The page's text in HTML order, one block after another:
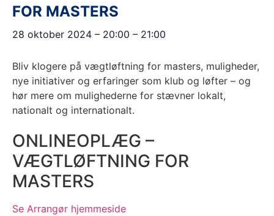
FOR MASTERS
28 oktober 2024 – 20:00 – 21:00
Bliv klogere på vægtløftning for masters, muligheder,
nye initiativer og erfaringer som klub og løfter – og
hør mere om mulighederne for stævner lokalt,
nationalt og internationalt.
ONLINEOPLÆG –
VÆGTLØFTNING FOR
MASTERS
Se Arrangør hjemmeside